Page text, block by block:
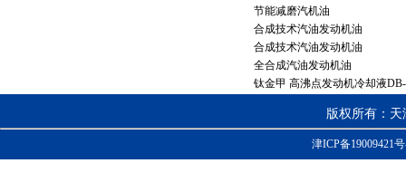
节能减磨汽机油
合成技术汽油发动机油
合成技术汽油发动机油
全合成汽油发动机油
钛金甲 高沸点发动机冷却液
版权所有：
津ICP备19009421